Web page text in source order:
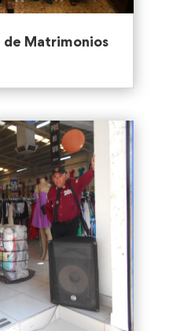
de Matrimonios